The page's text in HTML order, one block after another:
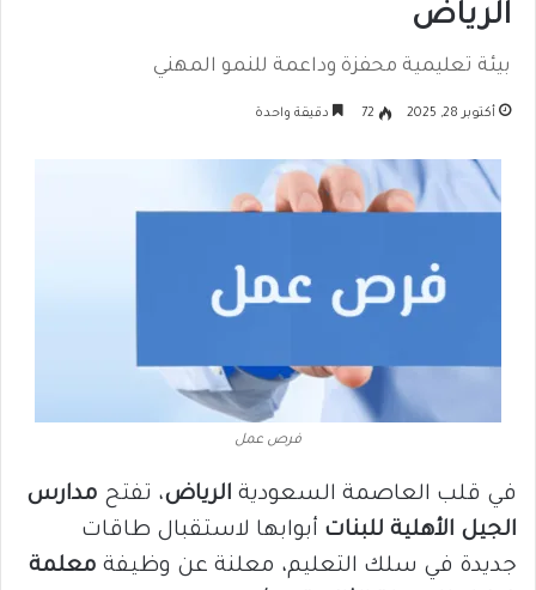
الرياض
بيئة تعليمية محفزة وداعمة للنمو المهني
أكتوبر 28, 2025 72 دقيقة واحدة
فرص عمل
في قلب العاصمة السعودية الرياض، تفتح مدارس
الجيل الأهلية للبنات أبوابها لاستقبال طاقات
جديدة في سلك التعليم، معلنة عن وظيفة معلمة